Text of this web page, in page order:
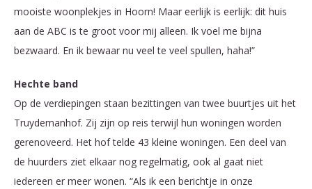
mooiste woonplekjes in Hoorn! Maar eerlijk is eerlijk: dit huis
aan de ABC is te groot voor mij alleen. Ik voel me bijna
bezwaard. En ik bewaar nu veel te veel spullen, haha!”
Hechte band
Op de verdiepingen staan bezittingen van twee buurtjes uit het
Truydemanhof. Zij zijn op reis terwijl hun woningen worden
gerenoveerd. Het hof telde 43 kleine woningen. Een deel van
de huurders ziet elkaar nog regelmatig, ook al gaat niet
iedereen er meer wonen. “Als ik een berichtje in onze